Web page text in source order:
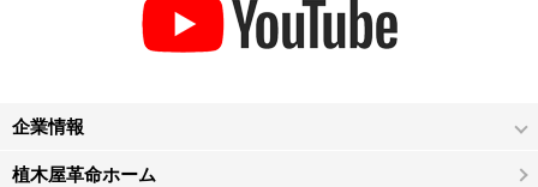
企業情報
植木屋革命ホーム